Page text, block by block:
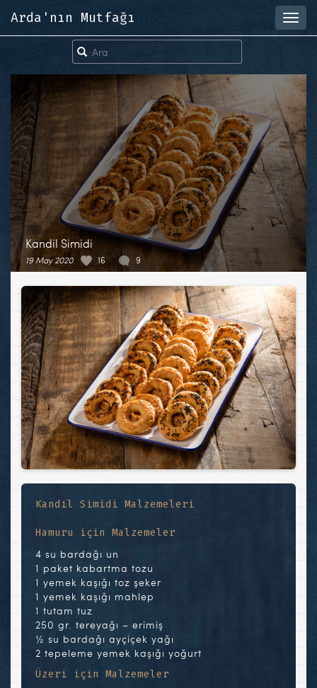
Arda'nın Mutfağı
Kandil Simidi
19 May 2020 16 9
Kandil Simidi Malzemeleri
Hamuru için Malzemeler
4 su bardağı un
1 paket kabartma tozu
1 yemek kaşığı toz şeker
1 yemek kaşığı mahlep
1 tutam tuz
250 gr. tereyağı – erimiş
½ su bardağı ayçiçek yağı
2 tepeleme yemek kaşığı yoğurt
Üzeri için Malzemeler